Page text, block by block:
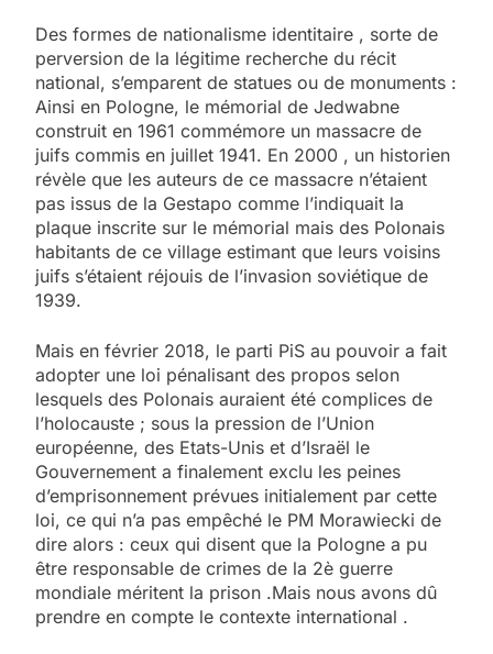
Des formes de nationalisme identitaire , sorte de
perversion de la légitime recherche du récit
national, s’emparent de statues ou de monuments :
Ainsi en Pologne, le mémorial de Jedwabne
construit en 1961 commémore un massacre de
juifs commis en juillet 1941. En 2000 , un historien
révèle que les auteurs de ce massacre n’étaient
pas issus de la Gestapo comme l’indiquait la
plaque inscrite sur le mémorial mais des Polonais
habitants de ce village estimant que leurs voisins
juifs s’étaient réjouis de l’invasion soviétique de
1939.
Mais en février 2018, le parti PiS au pouvoir a fait
adopter une loi pénalisant des propos selon
lesquels des Polonais auraient été complices de
l’holocauste ; sous la pression de l’Union
européenne, des Etats-Unis et d’Israël le
Gouvernement a finalement exclu les peines
d’emprisonnement prévues initialement par cette
loi, ce qui n’a pas empêché le PM Morawiecki de
dire alors : ceux qui disent que la Pologne a pu
être responsable de crimes de la 2è guerre
mondiale méritent la prison .Mais nous avons dû
prendre en compte le contexte international .